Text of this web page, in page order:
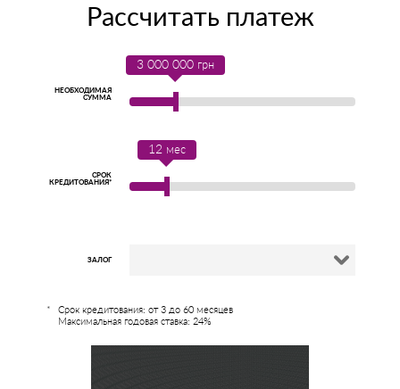
Рассчитать платеж
НЕОБХОДИМАЯ
СУММА
3 000 000 грн
СРОК
КРЕДИТОВАНИЯ*
12 мес
ЗАЛОГ
Срок кредитования: от 3 до 60 месяцев
Максимальная годовая ставка: 24%